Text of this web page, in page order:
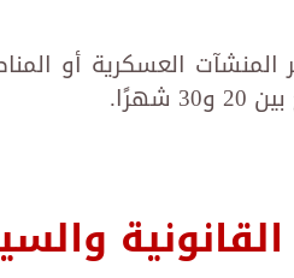
المنشآت العسكرية أو
شهرًا.
القانونية